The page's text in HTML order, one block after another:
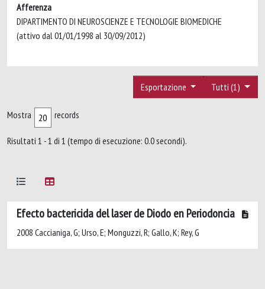
Afferenza
DIPARTIMENTO DI NEUROSCIENZE E TECNOLOGIE BIOMEDICHE
(attivo dal 01/01/1998 al 30/09/2012)
Tutti (1)
Esportazione
Mostra records
Risultati 1 - 1 di 1 (tempo di esecuzione: 0.0 secondi).
Efecto bactericida del laser de Diodo en Periodoncia
2008 Caccianiga, G; Urso, E; Monguzzi, R; Gallo, K; Rey, G